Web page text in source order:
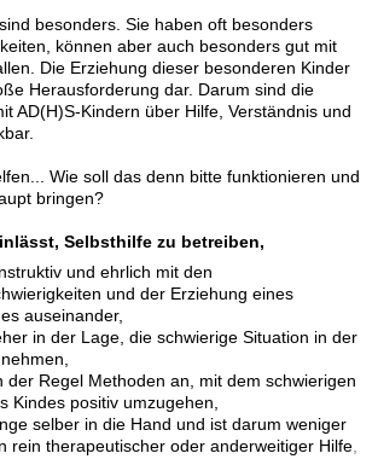
besonders. Sie haben oft besonders
können aber auch besonders gut mit
Die Erziehung dieser besonderen Kinder
Herausforderung dar. Darum sind die
AD(H)S-Kindern über Hilfe, Verständnis und
Wie soll das denn bitte funktionieren und
bringen?
Selbsthilfe zu betreiben,
und ehrlich mit den
und der Erziehung eines
auseinander,
in der Lage, die schwierige Situation in der
der Regel Methoden an, mit dem schwierigen
Kindes positiv umzugehen,
selber in die Hand und ist darum weniger
rein therapeutischer oder anderweitiger Hilfe